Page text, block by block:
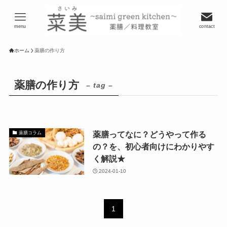
contact
menu
ホーム 薬膳の作り方
薬膳の作り方 – tag –
薬膳コラム
薬膳ってなに？どうやって作る
の？を、初心者向けにわかりやす
く解説★
2024-01-10
1